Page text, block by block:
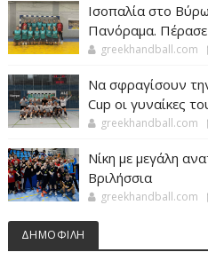
Ισοπαλία στο
Πανόραμα.
greekhandball.com
Να σφραγίσουν
Cup οι γυναίκες
greekhandball.com
Νίκη με μεγάλη
Βριλήσσια
greekhandball.com
ΔΗΜΟΦΙΛΗ